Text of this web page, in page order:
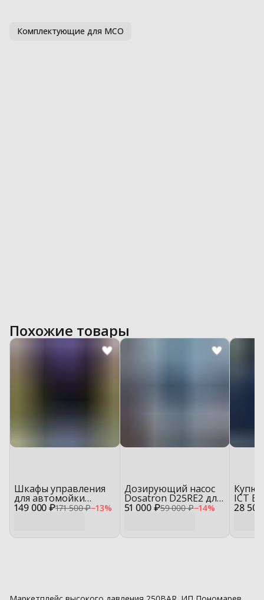
Комплектующие для МСО
Похожие товары
149 000 ₽171 500 ₽−13%
Шкафы управления
для автомойки
самообслуживания 51 000 ₽59 000 ₽−14%
Дозирующий насос
Dosatron D25RE2 для
автомойки 28
ICT